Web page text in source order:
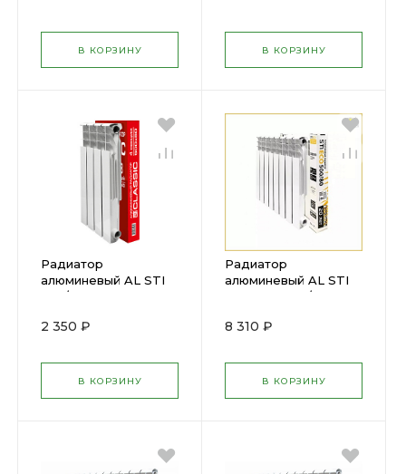
В КОРЗИНУ В КОРЗИНУ
Радиатор
алюминевый AL STI
500/80 4 секции
2 350 ₽
В КОРЗИНУ
Радиатор
алюминевый AL STI
ECO RUS 500/80 12
8 310 ₽
В КОРЗИНУ